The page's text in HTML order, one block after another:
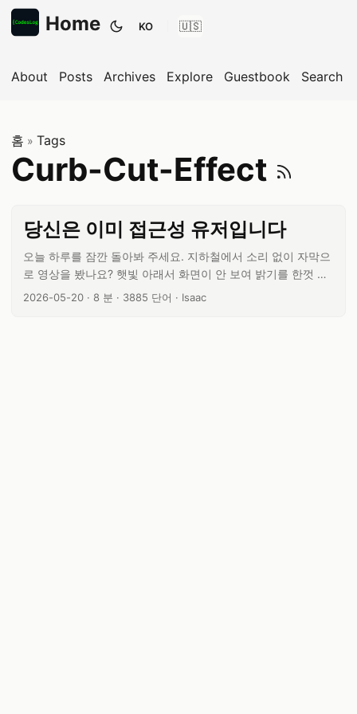
Home
테마 전환
KO
About Posts Archives Explore Guestbook Search
홈 » Tags
Curb-Cut-Effect
당신은 이미 접근성 유저입니다
오늘 하루를 잠깐 돌아봐 주세요. 지하철에서 소리 없이 자막으
로 영상을 봤나요? 햇빛 아래서 화면이 안 보여 밝기를 한껏 올
렸나요? 한 손에 짐을 들고 엄지 하나로 스마트폰을 조작했나
글 작성일:
2026-05-20 · 글 읽기 시간:
8 분 · 글 단어 수:
3885 단어 · 글쓴이:
Isaac